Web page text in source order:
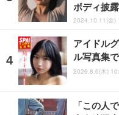
ボディ披露
2024.10.11(金)
アイドル
ル写真集
2026.8.6(木)
「この人